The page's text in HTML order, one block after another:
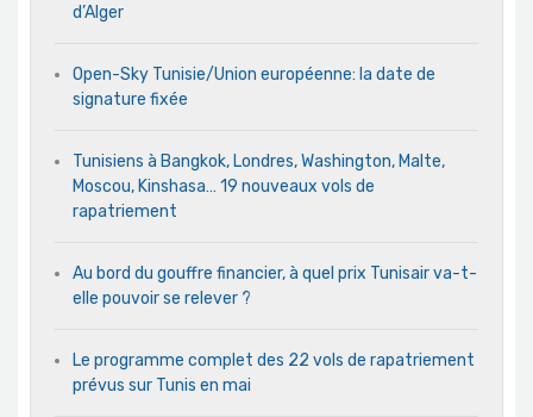
d’Alger
Open-Sky Tunisie/Union européenne: la date de
signature fixée
Tunisiens à Bangkok, Londres, Washington, Malte,
Moscou, Kinshasa… 19 nouveaux vols de
rapatriement
Au bord du gouffre financier, à quel prix Tunisair va-t-
elle pouvoir se relever ?
Le programme complet des 22 vols de rapatriement
prévus sur Tunis en mai